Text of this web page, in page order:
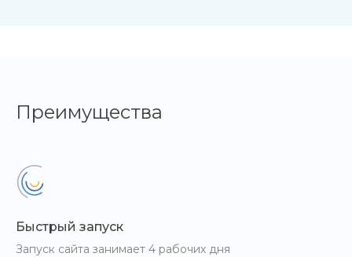
Преимущества
Быстрый запуск
Запуск сайта занимает 4 рабочих дня